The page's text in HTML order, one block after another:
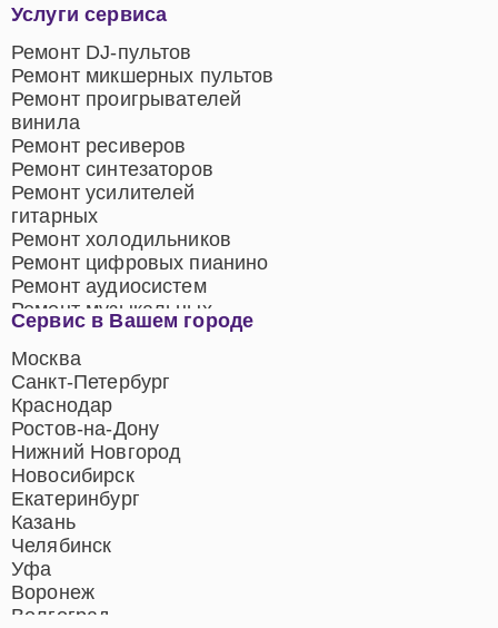
Сервис в Вашем городе
Москва
Санкт-Петербург
Краснодар
Ростов-на-Дону
Нижний Новгород
Новосибирск
Екатеринбург
Казань
Челябинск
Уфа
Воронеж
Волгоград
Услуги сервиса
Ремонт DJ-пультов
Ремонт микшерных пультов
Ремонт проигрывателей
винила
Ремонт ресиверов
Ремонт синтезаторов
Ремонт усилителей
гитарных
Ремонт холодильников
Ремонт цифровых пианино
Ремонт аудиосистем
Ремонт музыкальных
центров
Ремонт домашних
кинотеатров
Ремонт микрофонов
Ремонт акустических
систем